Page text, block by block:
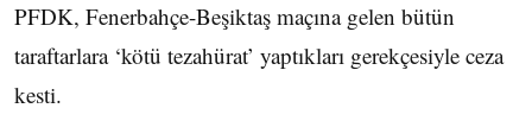
PFDK, Fenerbahçe-Beşiktaş maçına gelen bütün
taraftarlara ‘kötü tezahürat’ yaptıkları gerekçesiyle ceza
kesti.